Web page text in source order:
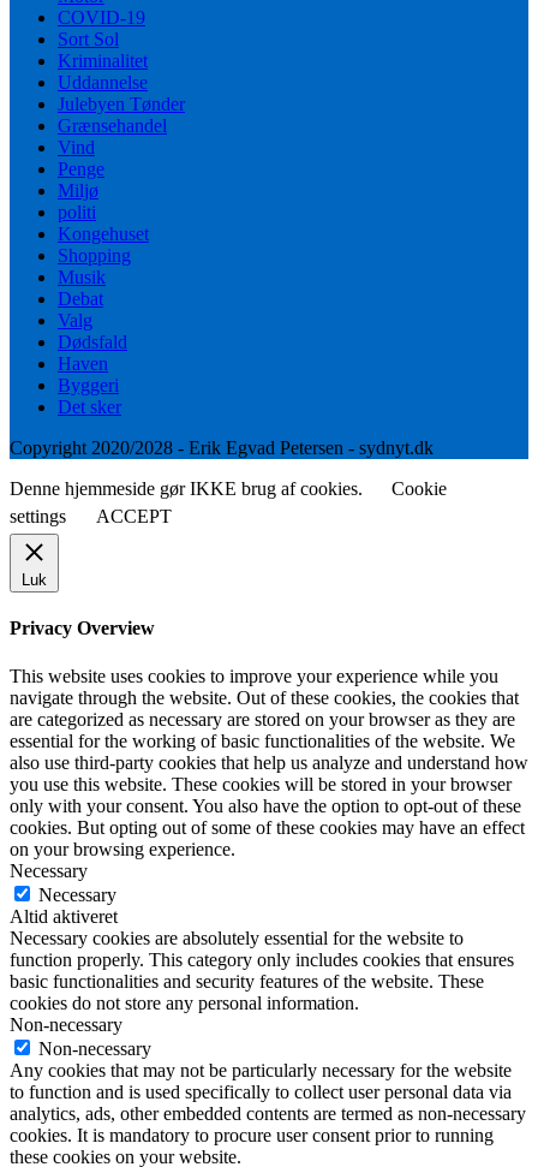
COVID-19
Sort Sol
Kriminalitet
Uddannelse
Julebyen Tønder
Grænsehandel
Vind
Penge
Miljø
politi
Kongehuset
Shopping
Musik
Debat
Valg
Dødsfald
Haven
Byggeri
Det sker
Copyright 2020/2028 - Erik Egvad Petersen - sydnyt.dk
Denne hjemmeside gør IKKE brug af cookies.
Cookie
settings
ACCEPT
Luk
Privacy Overview
This website uses cookies to improve your experience while you
navigate through the website. Out of these cookies, the cookies that
are categorized as necessary are stored on your browser as they are
essential for the working of basic functionalities of the website. We
also use third-party cookies that help us analyze and understand how
you use this website. These cookies will be stored in your browser
only with your consent. You also have the option to opt-out of these
cookies. But opting out of some of these cookies may have an effect
on your browsing experience.
Necessary
Necessary
Altid aktiveret
Necessary cookies are absolutely essential for the website to
function properly. This category only includes cookies that ensures
basic functionalities and security features of the website. These
cookies do not store any personal information.
Non-necessary
Non-necessary
Any cookies that may not be particularly necessary for the website
to function and is used specifically to collect user personal data via
analytics, ads, other embedded contents are termed as non-necessary
cookies. It is mandatory to procure user consent prior to running
these cookies on your website.